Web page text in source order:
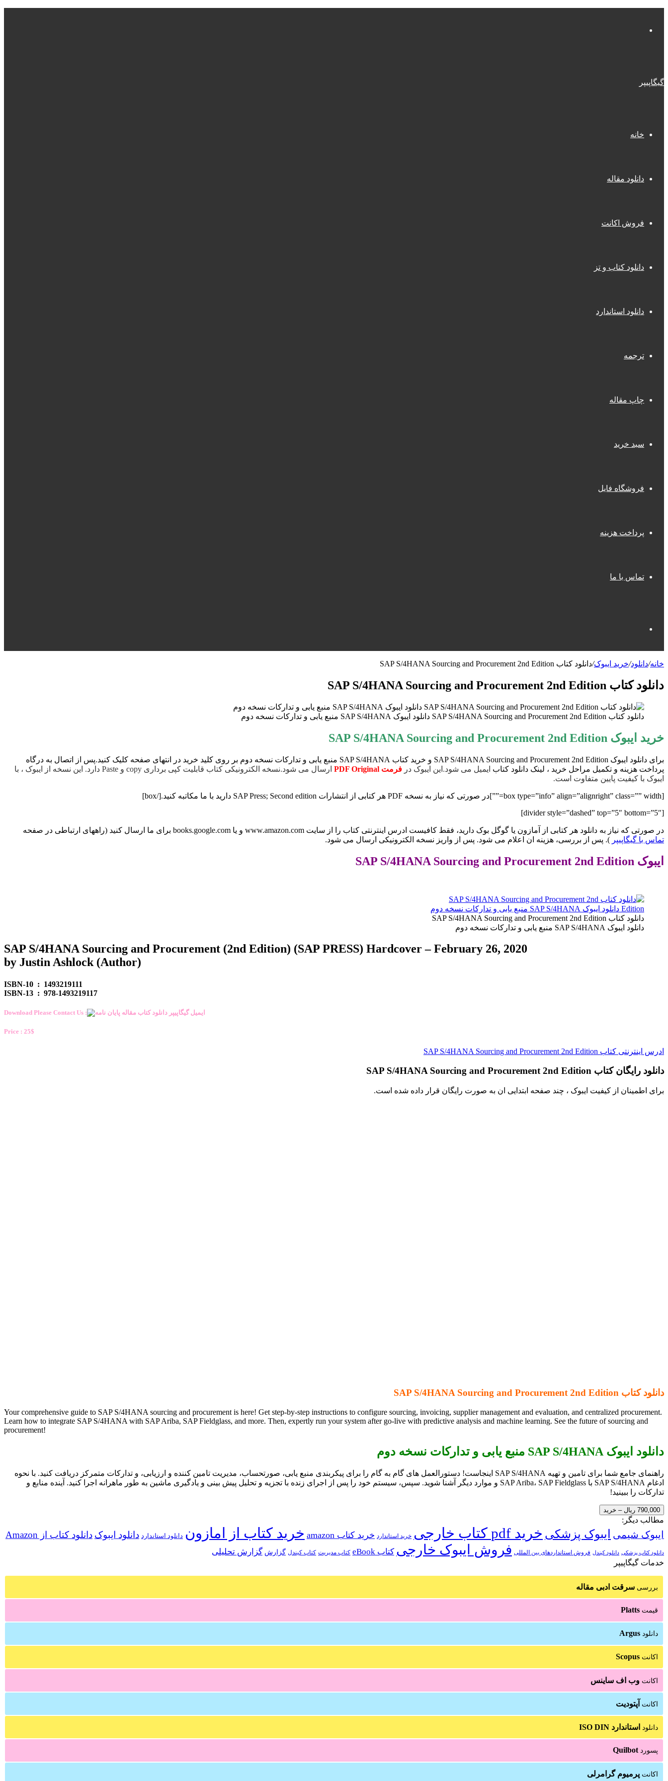
گیگاپیپر
خانه
دانلود مقاله
فروش اکانت
دانلود کتاب و تز
دانلود استاندارد
ترجمه
چاپ مقاله
سبد خرید
فروشگاه فایل
پرداخت هزینه
تماس با ما
خانه/دانلود/خرید ایبوک/دانلود کتاب SAP S/4HANA Sourcing and Procurement 2nd Edition
دانلود کتاب SAP S/4HANA Sourcing and Procurement 2nd Edition
دانلود کتاب SAP S/4HANA Sourcing and Procurement 2nd Edition دانلود ایبوک SAP S/4HANA منبع یابی و تدارکات نسخه دوم
خرید ایبوک SAP S/4HANA Sourcing and Procurement 2nd Edition
برای دانلود ایبوک SAP S/4HANA Sourcing and Procurement 2nd Edition و خرید کتاب SAP S/4HANA منبع یابی و تدارکات نسخه دوم بر روی کلید خرید در انتهای صفحه کلیک کنید.پس از اتصال به درگاه
پرداخت هزینه و تکمیل مراحل خرید ، لینک دانلود کتاب ایمیل می شود.این ایبوک در فرمت PDF Original
ارسال می شود.نسخه الکترونیکی کتاب قابلیت کپی برداری copy و Paste دارد. این نسخه از ایبوک ، با
ایبوک با کیفیت پایین متفاوت است.
[box type=”info” align=”alignright” class=”” width=””]در صورتی که نیاز به نسخه PDF هر کتابی از انتشارات SAP Press; Second edition دارید با ما مکاتبه کنید.[/box]
[divider style=”dashed” top=”5″ bottom=”5″]
در صورتی که نیاز به دانلود هر کتابی از آمازون یا گوگل بوک دارید، فقط کافیست ادرس اینترنتی کتاب را از سایت www.amazon.com و یا books.google.com برای ما ارسال کنید (راههای ارتباطی در صفحه
تماس با گیگاپیپر ). پس از بررسی، هزینه ان اعلام می شود. پس از واریز نسخه الکترونیکی ارسال می شود.
ایبوک SAP S/4HANA Sourcing and Procurement 2nd Edition
دانلود کتاب SAP S/4HANA Sourcing and Procurement 2nd Edition
دانلود ایبوک SAP S/4HANA منبع یابی و تدارکات نسخه دوم
SAP S/4HANA Sourcing and Procurement (2nd Edition) (SAP PRESS) Hardcover – February 26, 2020
by Justin Ashlock (Author)
ISBN-10 ‏ : ‎ 1493219111
ISBN-13 ‏ : ‎ 978-1493219117
Download Please Contact Us :
Price : 25$
ادرس اینترنتی کتاب SAP S/4HANA Sourcing and Procurement 2nd Edition
دانلود رایگان کتاب SAP S/4HANA Sourcing and Procurement 2nd Edition
برای اطمینان از کیفیت ایبوک ، چند صفحه ابتدایی ان به صورت رایگان قرار داده شده است.
دانلود کتاب SAP S/4HANA Sourcing and Procurement 2nd Edition
Your comprehensive guide to SAP S/4HANA sourcing and procurement is here! Get step-by-step instructions to configure sourcing, invoicing, supplier management and evaluation, and centralized procurement.
Learn how to integrate SAP S/4HANA with SAP Ariba, SAP Fieldglass, and more. Then, expertly run your system after go-live with predictive analysis and machine learning. See the future of sourcing and
procurement!
دانلود ایبوک SAP S/4HANA منبع یابی و تدارکات نسخه دوم
راهنمای جامع شما برای تامین و تهیه SAP S/4HANA اینجاست! دستورالعمل های گام به گام را برای پیکربندی منبع یابی، صورتحساب، مدیریت تامین کننده و ارزیابی، و تدارکات متمرکز دریافت کنید. با نحوه
ادغام SAP S/4HANA با SAP Ariba، SAP Fieldglass و موارد دیگر آشنا شوید. سپس، سیستم خود را پس از اجرای زنده با تجزیه و تحلیل پیش بینی و یادگیری ماشین به طور ماهرانه اجرا کنید. آینده منابع و
تدارکات را ببینید!
790,000 ریال – خرید
مطالب دیگر:
ایبوک شیمی ایبوک پزشکی خرید pdf کتاب خارجی خرید استاندارد خرید کتاب amazon خرید کتاب از امازون دانلود استاندارد دانلود ایبوک دانلود کتاب از Amazon
دانلود کتاب پزشکی دانلود کیندل فروش استانداردهای بین المللی فروش ایبوک خارجی کتاب eBook کتاب مدیریت کتاب کیندل گزارش گزارش تحلیلی
خدمات گیگاپیپر
بررسی سرقت ادبی مقاله
قیمت Platts
دانلود Argus
اکانت Scopus
اکانت وب اف ساینس
اکانت آپتودیت
دانلود استاندارد ISO DIN
پسورد Quilbot
اکانت پرمیوم گرامرلی